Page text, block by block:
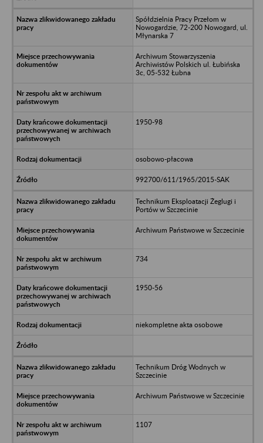
Spółdzielnia Pracy Przełom w
Nowogardzie, 72-200 Nowogard, ul.
Młynarska 7
Archiwum Stowarzyszenia
Archiwistów Polskich ul. Łubińska
3c, 05-532 Łubna
1950-98
osobowo-płacowa
992700/611/1965/2015-SAK
Technikum Eksploatacji Żeglugi i
Portów w Szczecinie
Archiwum Państwowe w Szczecinie
734
1950-56
niekompletne akta osobowe
Technikum Dróg Wodnych w
Szczecinie
Archiwum Państwowe w Szczecinie
1107